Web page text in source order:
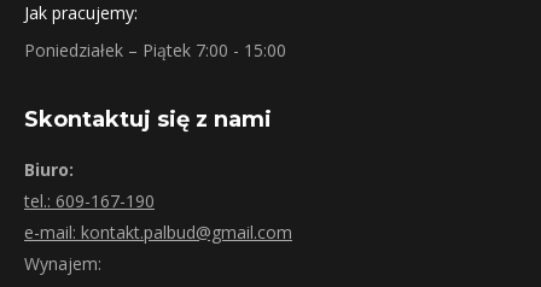
Jak pracujemy:
Poniedziałek – Piątek 7:00 - 15:00
Skontaktuj się z nami
Biuro:
tel.: 609-167-190
e-mail: kontakt.palbud@gmail.com
Wynajem: